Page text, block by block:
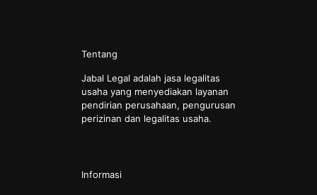
Tentang
Jabal Legal adalah jasa legalitas
usaha yang menyediakan layanan
pendirian perusahaan, pengurusan
perizinan dan legalitas usaha.
Informasi